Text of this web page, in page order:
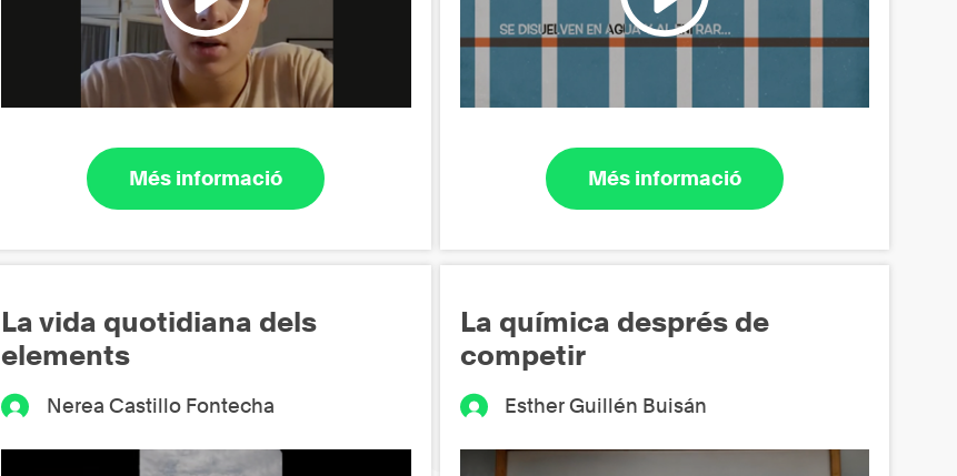
Més informació Més informació
La vida quotidiana dels
elements
Nerea Castillo Fontecha
La química després de
competir
Esther Guillén Buisán